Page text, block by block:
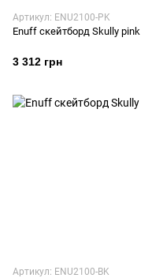
Артикул: ENU2100-PK
Enuff скейтборд Skully pink
3 312 грн
Артикул: ENU2100-BK